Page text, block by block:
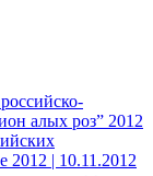
алых роз” 2012
2012 | 10.11.2012